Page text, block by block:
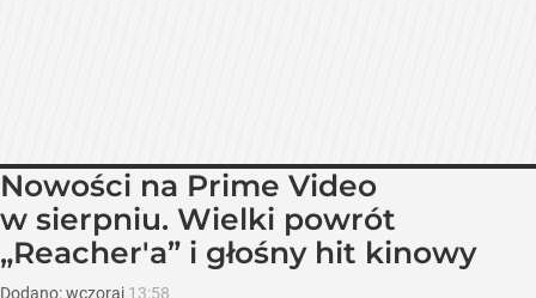
Nowości na Prime Video
w sierpniu. Wielki powrót
„Reacher'a” i głośny hit kinowy
Dodano:wczoraj 13:58